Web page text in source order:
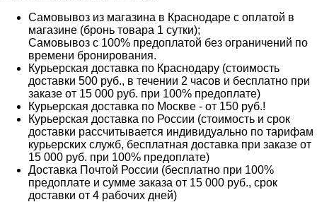
Самовывоз из магазина в Краснодаре с оплатой в
магазине (бронь товара 1 сутки);
Самовывоз с 100% предоплатой без ограничений по
времени бронирования.
Курьерская доставка по Краснодару (стоимость
доставки 500 руб., в течении 2 часов и бесплатно при
заказе от 15 000 руб. при 100% предоплате)
Курьерская доставка по Москве - от 150 руб.!
Курьерская доставка по России (стоимость и срок
доставки рассчитывается индивидуально по тарифам
курьерских служб, бесплатная доставка при заказе от
15 000 руб. при 100% предоплате)
Доставка Почтой России (бесплатно при 100%
предоплате и сумме заказа от 15 000 руб., срок
доставки от 4 рабочих дней)